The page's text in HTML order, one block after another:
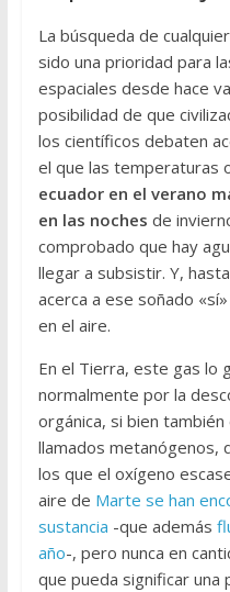
La búsqueda de
sido una prioridad para
espaciales desde hace
posibilidad de que
los científicos debaten
el que las temperaturas
ecuador en el verano
en las noches de
comprobado que hay
llegar a subsistir. Y,
acerca a ese soñado
en el aire.
En el Tierra, este gas lo
normalmente por la
orgánica, si bien
llamados metanógenos,
los que el oxígeno
aire de Marte se han
sustancia -que además
año-, pero nunca en
que pueda significar